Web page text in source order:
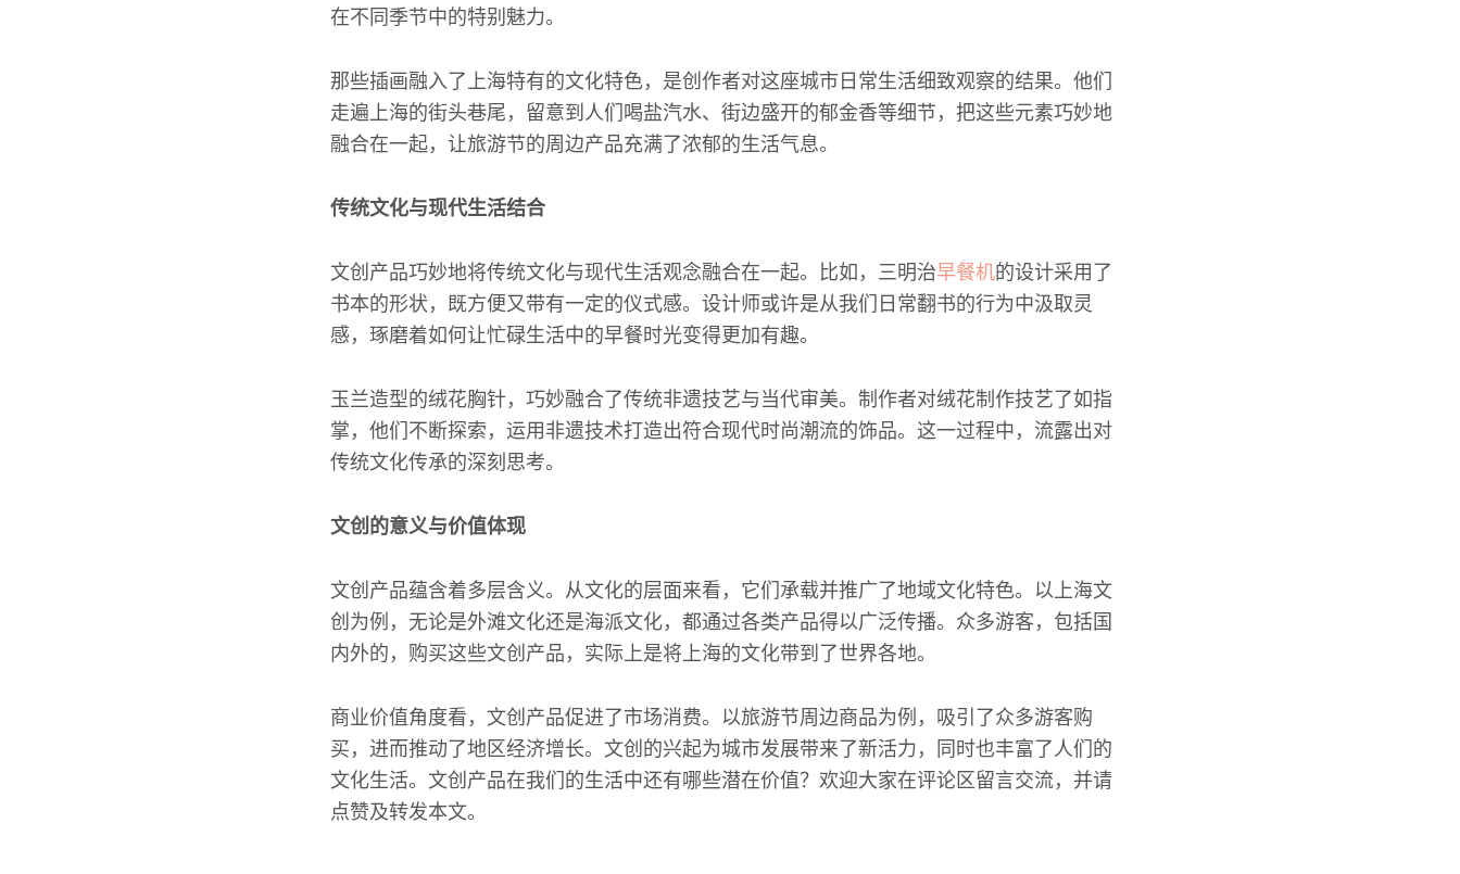
在不同季节中的特别魅力。
那些插画融入了上海特有的文化特色，是创作者对这座城市日常生活细致观察的结果。他们
走遍上海的街头巷尾，留意到人们喝盐汽水、街边盛开的郁金香等细节，把这些元素巧妙地
融合在一起，让旅游节的周边产品充满了浓郁的生活气息。
传统文化与现代生活结合
文创产品巧妙地将传统文化与现代生活观念融合在一起。比如，三明治早餐机的设计采用了
书本的形状，既方便又带有一定的仪式感。设计师或许是从我们日常翻书的行为中汲取灵
感，琢磨着如何让忙碌生活中的早餐时光变得更加有趣。
玉兰造型的绒花胸针，巧妙融合了传统非遗技艺与当代审美。制作者对绒花制作技艺了如指
掌，他们不断探索，运用非遗技术打造出符合现代时尚潮流的饰品。这一过程中，流露出对
传统文化传承的深刻思考。
文创的意义与价值体现
文创产品蕴含着多层含义。从文化的层面来看，它们承载并推广了地域文化特色。以上海文
创为例，无论是外滩文化还是海派文化，都通过各类产品得以广泛传播。众多游客，包括国
内外的，购买这些文创产品，实际上是将上海的文化带到了世界各地。
商业价值角度看，文创产品促进了市场消费。以旅游节周边商品为例，吸引了众多游客购
买，进而推动了地区经济增长。文创的兴起为城市发展带来了新活力，同时也丰富了人们的
文化生活。文创产品在我们的生活中还有哪些潜在价值？欢迎大家在评论区留言交流，并请
点赞及转发本文。